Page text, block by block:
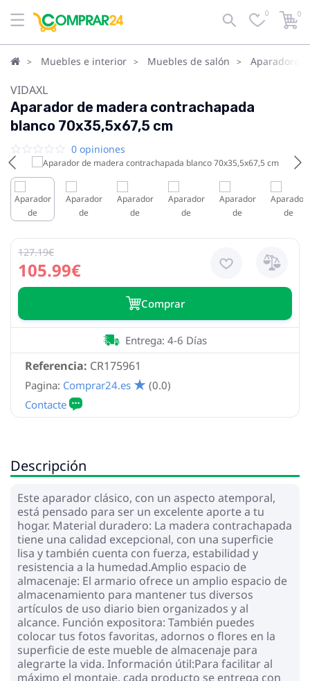
0 0
Muebles e interior Muebles de salón
VIDAXL
Aparador de madera contrachapada
blanco 70x35,5x67,5 cm
0 opiniones
105.99€
127.19€
Сomprar
Referencia: CR175961
Entrega: 4-6 Días
Pagina: Comprar24.es (0.0)
Descripción
Este aparador clásico, con un aspecto atemporal,
está pensado para ser un excelente aporte a tu
hogar. Material duradero: La madera contrachapada
tiene una calidad excepcional, con una superficie
lisa y también cuenta con fuerza, estabilidad y
resistencia a la humedad.Amplio espacio de
almacenaje: El armario ofrece un amplio espacio de
almacenamiento para mantener tus diversos
artículos de uso diario bien organizados y al
alcance. Función expositora: También puedes
colocar tus fotos favoritas, adornos o flores en la
superficie de este mueble de almacenaje para
alegrarte la vida. Información útil:Para facilitar al
máximo el montaje, cada producto se entrega con